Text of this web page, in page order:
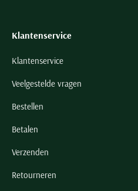
Klantenservice
Klantenservice
Veelgestelde vragen
Bestellen
Betalen
Verzenden
Retourneren